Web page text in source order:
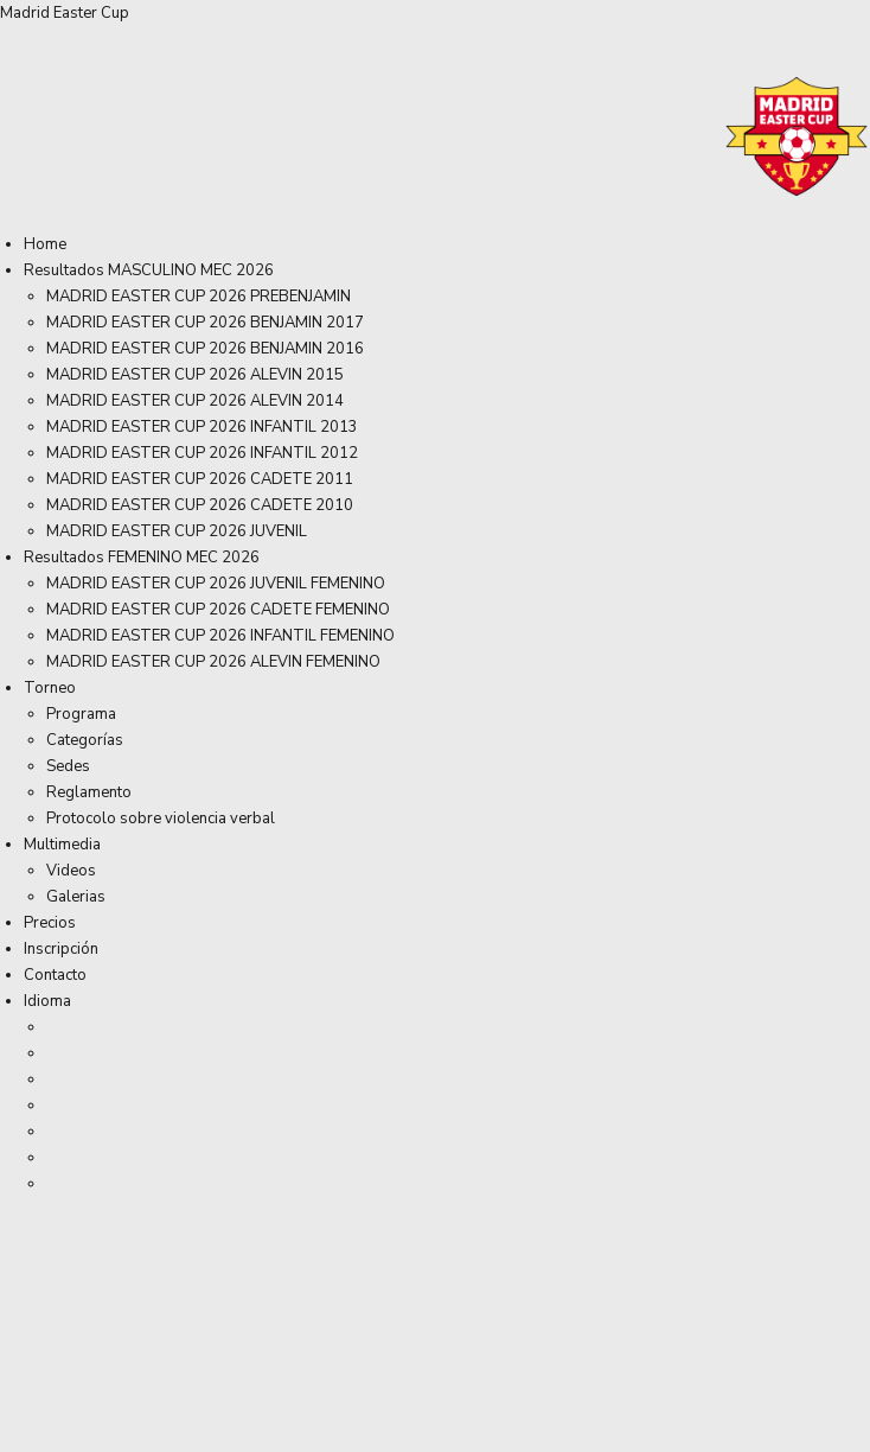
Madrid Easter Cup
Home
Resultados MASCULINO MEC 2026
MADRID EASTER CUP 2026 PREBENJAMIN
MADRID EASTER CUP 2026 BENJAMIN 2017
MADRID EASTER CUP 2026 BENJAMIN 2016
MADRID EASTER CUP 2026 ALEVIN 2015
MADRID EASTER CUP 2026 ALEVIN 2014
MADRID EASTER CUP 2026 INFANTIL 2013
MADRID EASTER CUP 2026 INFANTIL 2012
MADRID EASTER CUP 2026 CADETE 2011
MADRID EASTER CUP 2026 CADETE 2010
MADRID EASTER CUP 2026 JUVENIL
Resultados FEMENINO MEC 2026
MADRID EASTER CUP 2026 JUVENIL FEMENINO
MADRID EASTER CUP 2026 CADETE FEMENINO
MADRID EASTER CUP 2026 INFANTIL FEMENINO
MADRID EASTER CUP 2026 ALEVIN FEMENINO
Torneo
Programa
Categorías
Sedes
Reglamento
Protocolo sobre violencia verbal
Multimedia
Videos
Galerias
Precios
Inscripción
Contacto
Idioma